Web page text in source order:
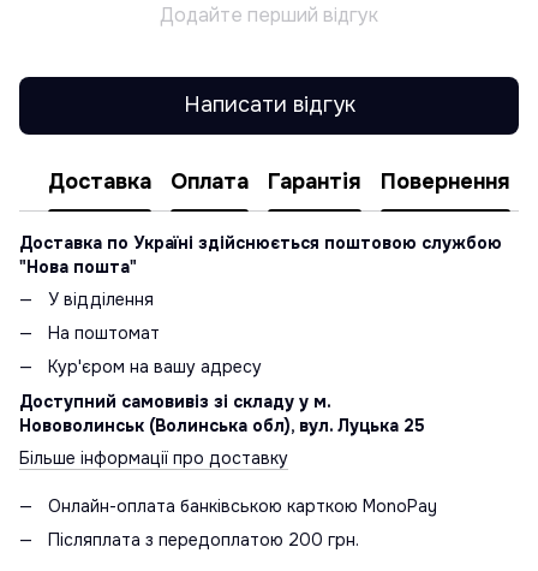
Додайте перший відгук
Написати відгук
Доставка Оплата Гарантія Повернення
Доставка по Україні здійснюється поштовою службою
"Нова пошта"
У відділення
На поштомат
Кур'єром на вашу адресу
Доступний самовивіз зі складу у м.
Нововолинськ (Волинська обл), вул. Луцька 25
Більше інформації про доставку
Онлайн-оплата банківською карткою MonoPay
Післяплата з передоплатою 200 грн.